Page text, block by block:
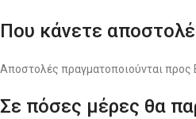
Που κάνετε
Αποστολές πραγματοποιούνται προς
Σε πόσες μέρες θα